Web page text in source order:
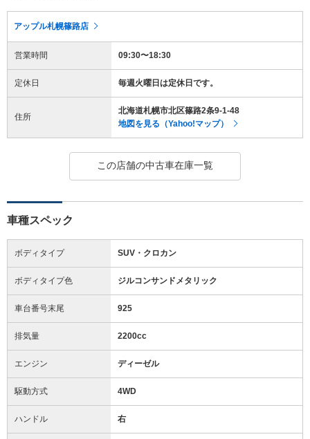
アップル札幌篠路店
営業時間 09:30〜18:30
定休日 毎週火曜日は定休日です。
住所
北海道札幌市北区篠路2条9-1-48
地図を見る（Yahoo!マップ）
この店舗の中古車在庫一覧
車種スペック
ボディタイプ SUV・クロカン
ボディタイプ色 ジルコンサンドメタリック
車台番号末尾 925
排気量 2200cc
エンジン ディーゼル
駆動方式 4WD
ハンドル 右